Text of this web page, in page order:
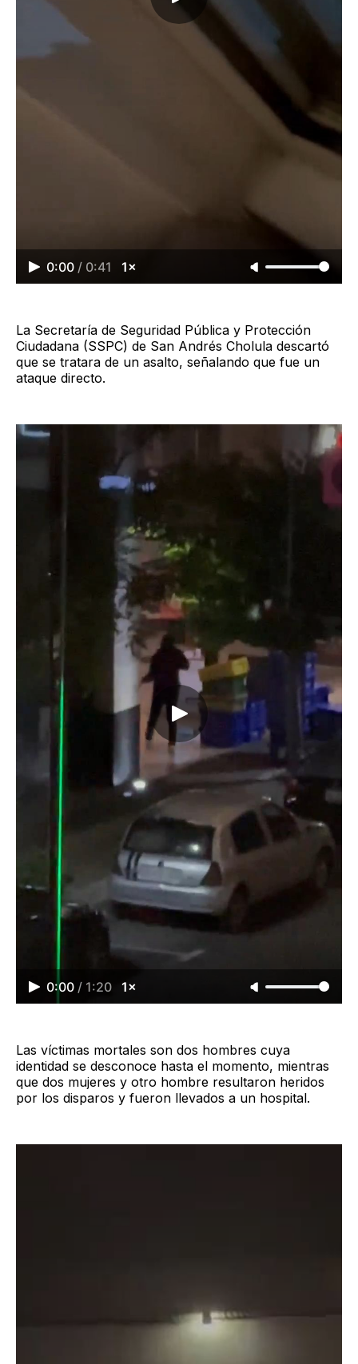
0:00 / 0:41 1×
La Secretaría de Seguridad Pública y Protección
Ciudadana (SSPC) de San Andrés Cholula descartó
que se tratara de un asalto, señalando que fue un
ataque directo.
0:00 / 1:20 1×
Las víctimas mortales son dos hombres cuya
identidad se desconoce hasta el momento, mientras
que dos mujeres y otro hombre resultaron heridos
por los disparos y fueron llevados a un hospital.